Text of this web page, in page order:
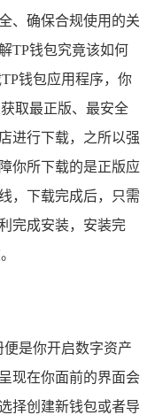
、确保合规使用的关
TP钱包究竟该如何
钱包应用程序，你
取最正版、最安全
进行下载，之所以强
你所下载的是正版应
，下载完成后，只需
完成安装，安装完
是你开启数字资产
现在你面前的界面会
择创建新钱包或者导